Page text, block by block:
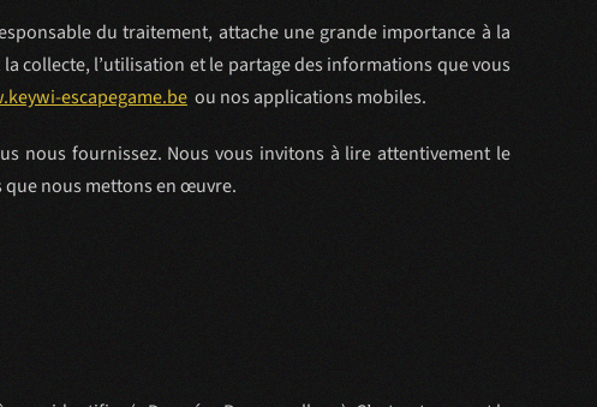
du traitement, attache une grande importance à la
collecte, l’utilisation et le partage des informations que vous
escapegame.be ou nos applications mobiles.
nous fournissez. Nous vous invitons à lire attentivement le
nous mettons en œuvre.